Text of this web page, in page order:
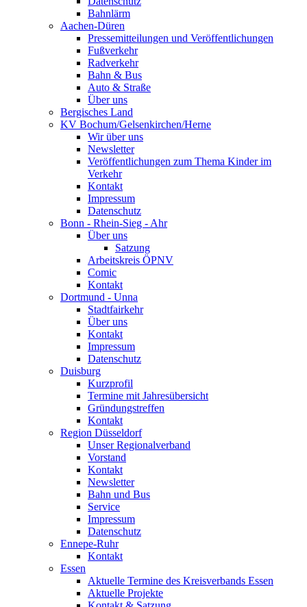
Bahnlärm
Aachen-Düren
Pressemitteilungen und Veröffentlichungen
Fußverkehr
Radverkehr
Bahn & Bus
Auto & Straße
Über uns
Bergisches Land
KV Bochum/Gelsenkirchen/Herne
Wir über uns
Newsletter
Veröffentlichungen zum Thema Kinder im
Verkehr
Kontakt
Impressum
Datenschutz
Bonn - Rhein-Sieg - Ahr
Über uns
Satzung
Arbeitskreis ÖPNV
Comic
Kontakt
Dortmund - Unna
Stadtfairkehr
Über uns
Kontakt
Impressum
Datenschutz
Duisburg
Kurzprofil
Termine mit Jahresübersicht
Gründungstreffen
Kontakt
Region Düsseldorf
Unser Regionalverband
Vorstand
Kontakt
Newsletter
Bahn und Bus
Service
Impressum
Datenschutz
Ennepe-Ruhr
Kontakt
Essen
Aktuelle Termine des Kreisverbands Essen
Aktuelle Projekte